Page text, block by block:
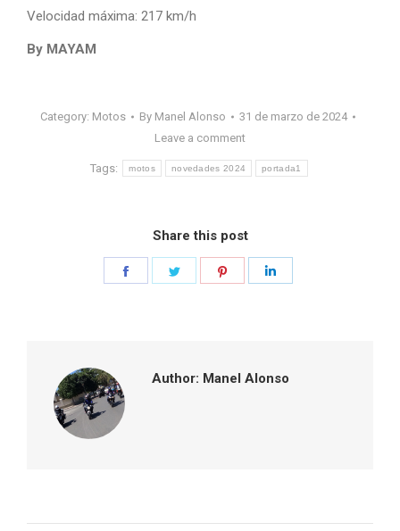
Velocidad máxima: 217 km/h
By MAYAM
Category: Motos By Manel Alonso
31 de marzo de 2024
Leave a comment
Tags: motos novedades 2024 portada1
Share this post
Author: Manel Alonso